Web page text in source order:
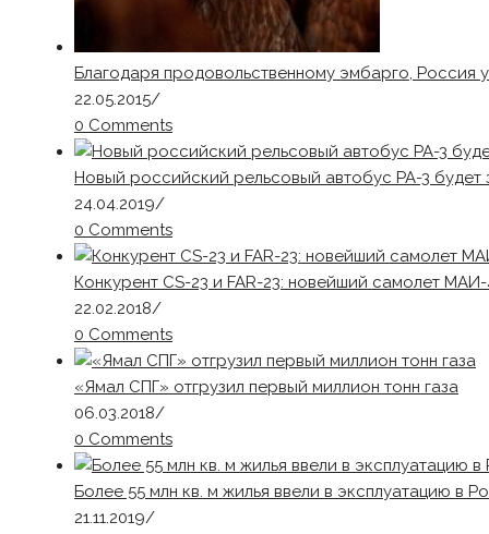
Благодаря продовольственному эмбарго, Россия
22.05.2015/
0 Comments
Новый российский рельсовый автобус РА-3 будет
24.04.2019/
0 Comments
Конкурент CS-23 и FAR-23: новейший самолет
22.02.2018/
0 Comments
«Ямал СПГ» отгрузил первый миллион тонн газа
06.03.2018/
0 Comments
Более 55 млн кв. м жилья ввели в эксплуатацию в
21.11.2019/